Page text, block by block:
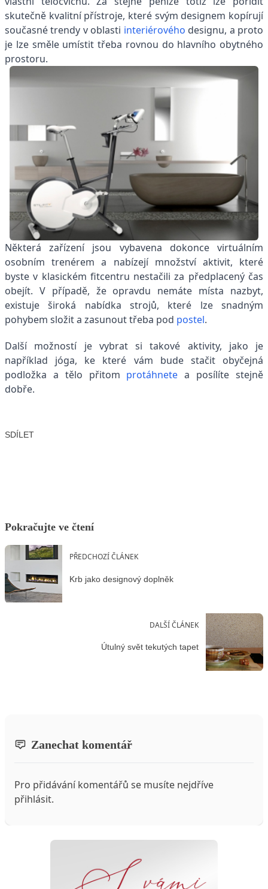
skutečně kvalitní přístroje, které svým designem kopírují
současné trendy v oblasti interiérového designu, a proto
je lze směle umístit třeba rovnou do hlavního obytného
prostoru.
Některá zařízení jsou vybavena dokonce virtuálním
osobním trenérem a nabízejí množství aktivit, které
byste v klasickém fitcentru nestačili za předplacený čas
obejít. V případě, že opravdu nemáte místa nazbyt,
existuje široká nabídka strojů, které lze snadným
pohybem složit a zasunout třeba pod postel.
Další možností je vybrat si takové aktivity, jako je
například jóga, ke které vám bude stačit obyčejná
podložka a tělo přitom protáhnete a posílíte stejně
dobře.
SDÍLET
Pokračujte ve čtení
PŘEDCHOZÍ ČLÁNEK
Krb jako designový doplněk
DALŠÍ ČLÁNEK
Útulný svět tekutých tapet
Zanechat komentář
Pro přidávání komentářů se musíte nejdříve
přihlásit.